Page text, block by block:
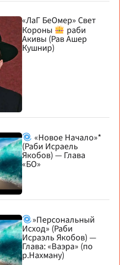
«ЛаГ БеОмер» Свет
Короны
раби
Акивы (Рав Ашер
Кушнир)
«Новое Начало»*
(Раби Исраель
Якобов) — Глава
«БО»
»Персональный
Исход» (Раби
Исраэль Якобов) —
Глава: «Ваэра» (по
р.Нахману)